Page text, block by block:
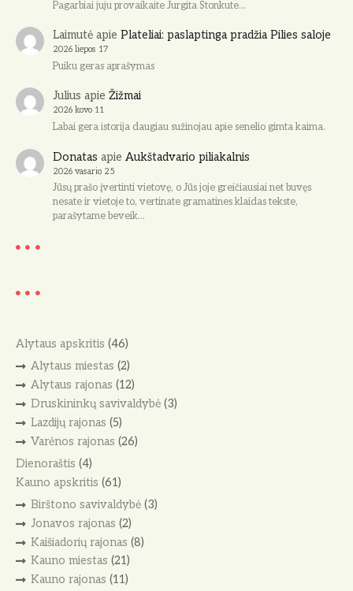
Pagarbiai juju provaikaite Jurgita Stonkute…
Laimutėapie Plateliai: paslaptinga pradžia Pilies saloje
2026 liepos 17
Puiku geras aprašymas
Julius apie Žižmai
2026 kovo 11
Labai gera istorija daugiau sužinojau apie senelio gimta kaima.
Donatas apie Aukštadvario piliakalnis
2026 vasario 25
Jūsų prašo įvertinti vietovę, o Jūs joje greičiausiai net buvęs
nesate ir vietoje to, vertinate gramatines klaidas tekste,
parašytame beveik…
Alytaus apskritis (46)
Alytaus miestas (2)
Alytaus rajonas (12)
Druskininkų savivaldybė(3)
Lazdijų rajonas (5)
Varėnos rajonas (26)
Dienoraštis (4)
Kauno apskritis (61)
Birštono savivaldybė(3)
Jonavos rajonas (2)
Kaišiadorių rajonas (8)
Kauno miestas (21)
Kauno rajonas (11)